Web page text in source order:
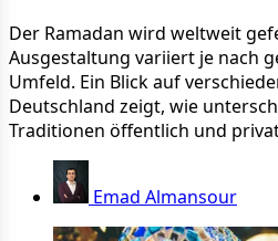
Der Ramadan wird weltweit
Ausgestaltung variiert je nach
Umfeld. Ein Blick auf
Deutschland zeigt, wie
Traditionen öffentlich und
Emad Almansour